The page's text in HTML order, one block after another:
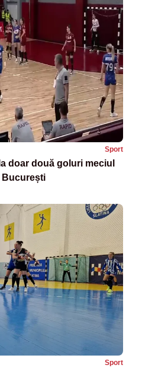
Sport
doar două goluri meciul
București
Sport